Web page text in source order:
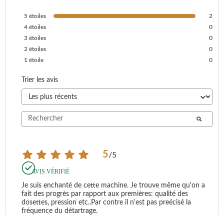
5 étoiles
2
4 étoiles
0
3 étoiles
0
2 étoiles
0
1 étoile 0
Trier les avis
5/5
AVIS VÉRIFIÉ
Je suis enchanté de cette machine. Je trouve même qu'on a
fait des progrès par rapport aux premières: qualité des
dosettes, pression etc..Par contre il n'est pas preécisé la
fréquence du détartrage.